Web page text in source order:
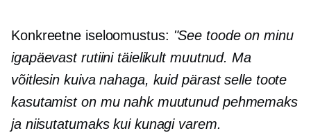
Konkreetne iseloomustus: "See toode on minu
igapäevast rutiini täielikult muutnud. Ma
võitlesin kuiva nahaga, kuid pärast selle toote
kasutamist on mu nahk muutunud pehmemaks
ja niisutatumaks kui kunagi varem.